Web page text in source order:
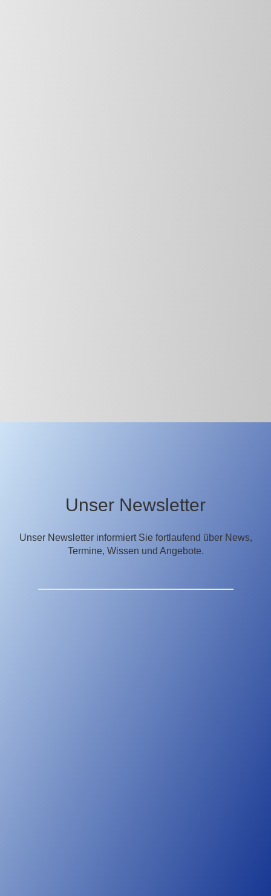
Unser Newsletter
Unser Newsletter informiert Sie fortlaufend über News,
Termine, Wissen und Angebote.